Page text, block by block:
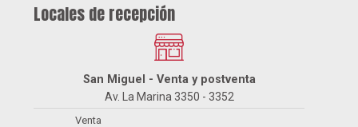
Locales de recepción
San Miguel - Venta y postventa
Av. La Marina 3350 - 3352
Venta